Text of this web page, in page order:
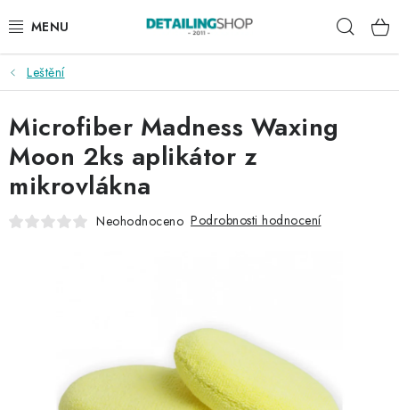
na
AKCE
NOVINKY
EXTERIÉR
INTERIÉR
NAŠE SLUŽBY
Leštění
Microfiber Madness Waxing
Moon 2ks aplikátor z
mikrovlákna
Neohodnoceno Podrobnosti hodnocení